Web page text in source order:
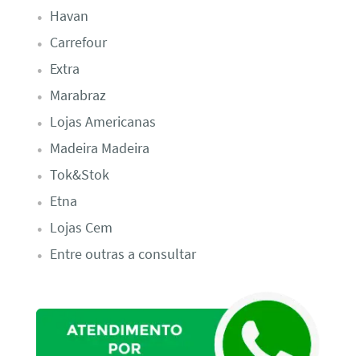
Havan
Carrefour
Extra
Marabraz
Lojas Americanas
Madeira Madeira
Tok&Stok
Etna
Lojas Cem
Entre outras a consultar